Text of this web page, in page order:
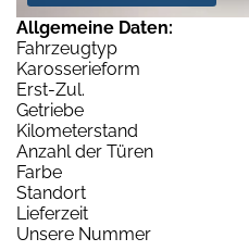
Allgemeine Daten:
Fahrzeugtyp
Karosserieform
Erst-Zul.
Getriebe
Kilometerstand
Anzahl der Türen
Farbe
Standort
Lieferzeit
Unsere Nummer